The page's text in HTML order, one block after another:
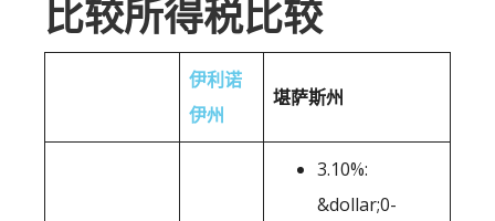
比较所得税比较
伊利诺
伊州
堪萨斯州
3.10%:
&dollar;0-